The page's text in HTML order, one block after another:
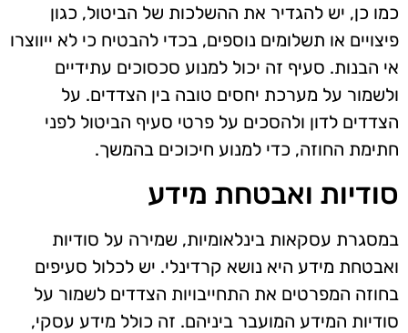
כמו כן, יש להגדיר את ההשלכות של הביטול, כגון
פיצויים או תשלומים נוספים, בכדי להבטיח כי לא ייווצרו
אי הבנות. סעיף זה יכול למנוע סכסוכים עתידיים
ולשמור על מערכת יחסים טובה בין הצדדים. על
הצדדים לדון ולהסכים על פרטי סעיף הביטול לפני
חתימת החוזה, כדי למנוע חיכוכים בהמשך.
סודיות ואבטחת מידע
במסגרת עסקאות בינלאומיות, שמירה על סודיות
ואבטחת מידע היא נושא קרדינלי. יש לכלול סעיפים
בחוזה המפרטים את התחייבויות הצדדים לשמור על
סודיות המידע המועבר ביניהם. זה כולל מידע עסקי,